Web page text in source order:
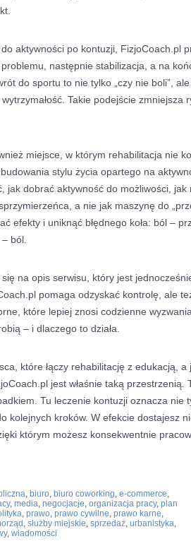
aktywności po kontuzji, FizjoCoach.pl
następnie stabilizacja, a na
do sportu to nie tylko „czy nie boli”,
Takie podejście zmniejsza
miejsce, w którym rehabilitacja nie
stylu życia opartego na
jak dobrać aktywność do możliwości,
a nie jak maszynę do
efekty i uniknąć błędnego koła: ból –
ból.
się na opis serwisu, który jest
pomaga odzyskać kontrolę, ale
które lepiej znosi codzienne
– i dlaczego to działa.
które łączy rehabilitację z edukacją,
jest właśnie taką przestrzenią.
Tu leczenie kontuzji oznacza nie
kolejnych kroków. W efekcie dostajesz
którym możesz konsekwentnie
, biuro, biuro coworking, e-commerce,
, media, negocjacje, organizacja pracy, plan
, prawo, prawo cywilne, prawo karne,
, służby miejskie, sprzedaż, urbanistyka,
, wiadomości